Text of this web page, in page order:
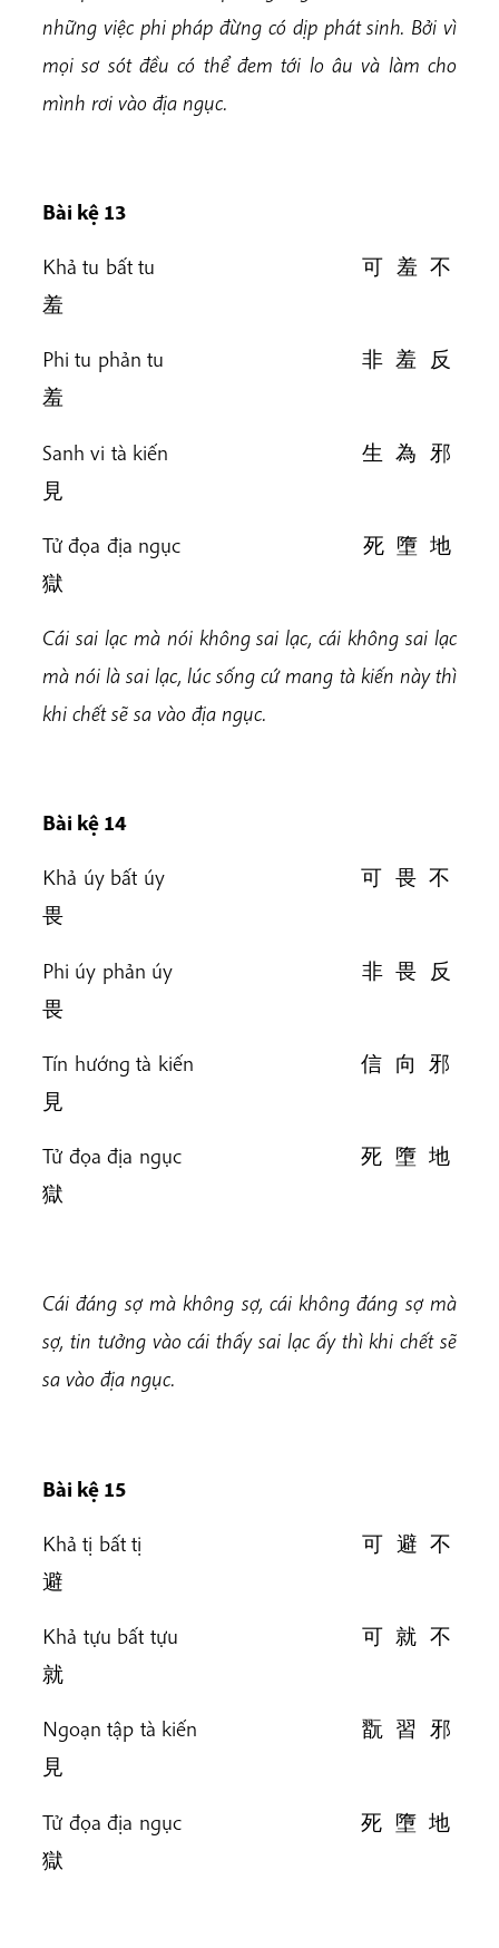
những việc phi pháp đừng có dịp phát sinh. Bởi vì
mọi sơ sót đều có thể đem tới lo âu và làm cho
mình rơi vào địa ngục.
Bài kệ 13
Khả tu bất tu 可 羞 不
羞
Phi tu phản tu 非 羞 反
羞
Sanh vi tà kiến 生 為 邪
見
Tử đọa địa ngục 死 墮 地
獄
Cái sai lạc mà nói không sai lạc, cái không sai lạc
mà nói là sai lạc, lúc sống cứ mang tà kiến này thì
khi chết sẽ sa vào địa ngục.
Bài kệ 14
Khả úy bất úy 可 畏 不
畏
Phi úy phản úy 非 畏 反
畏
Tín hướng tà kiến 信 向 邪
見
Tử đọa địa ngục 死 墮 地
獄
Cái đáng sợ mà không sợ, cái không đáng sợ mà
sợ, tin tưởng vào cái thấy sai lạc ấy thì khi chết sẽ
sa vào địa ngục.
Bài kệ 15
Khả tị bất tị 可 避 不
避
Khả tựu bất tựu 可 就 不
就
Ngoạn tập tà kiến 翫 習 邪
見
Tử đọa địa ngục 死 墮 地
獄